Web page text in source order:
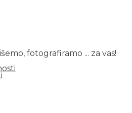
fotografiramo ... za vas!